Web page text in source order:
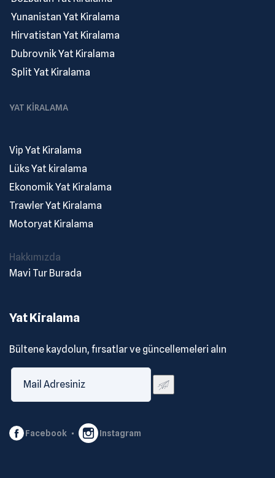
Yunanistan Yat Kiralama
Hirvatistan Yat Kiralama
Dubrovnik Yat Kiralama
Split Yat Kiralama
YAT KIRALAMA
Vip Yat Kiralama
Lüks Yat kiralama
Ekonomik Yat Kiralama
Trawler Yat Kiralama
Motoryat Kiralama
Hakkımızda
Mavi Tur Burada
Yat Kiralama
Bültene kaydolun, fırsatlar ve güncellemeleri alın
Facebook Instagram